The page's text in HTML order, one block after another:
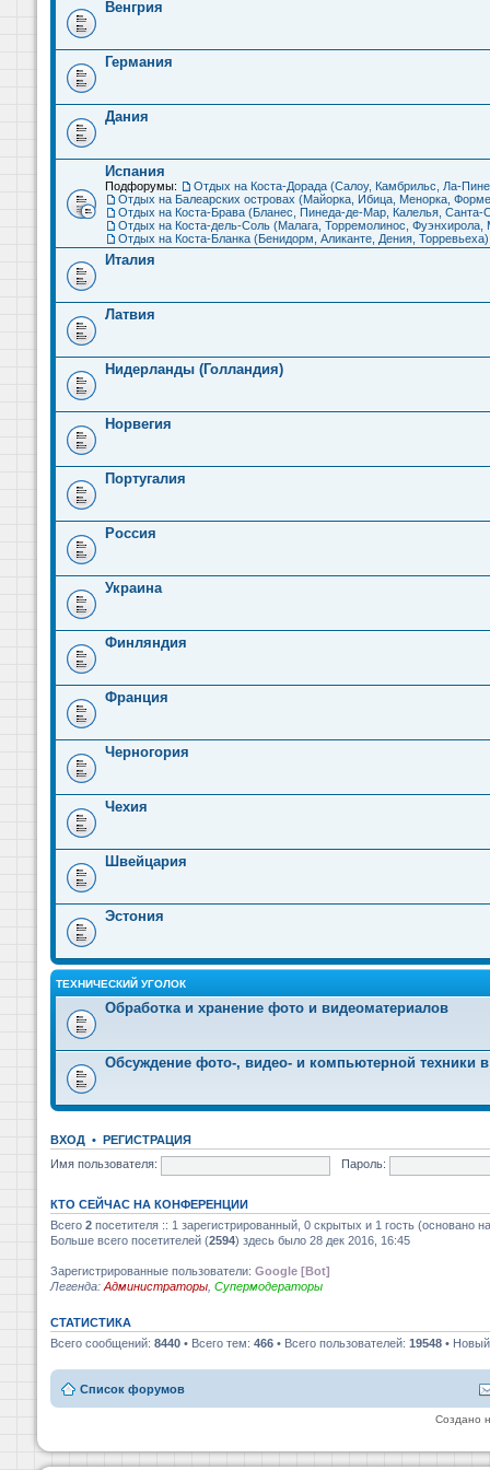
Венгрия
Германия
Дания
Испания
Подфорумы: Отдых на Коста-Дорада (Салоу, Камбрильс, Ла-
Отдых на Балеарских островах (Майорка, Ибица, Менорка,
Отдых на Коста-Брава (Бланес, Пинеда-де-Мар, Калелья, Санта-
Отдых на Коста-дель-Соль (Малага, Торремолинос, Фуэнхирола,
Отдых на Коста-Бланка (Бенидорм, Аликанте, Дения, Торревьеха)
Италия
Латвия
Нидерланды (Голландия)
Норвегия
Португалия
Россия
Украина
Финляндия
Франция
Черногория
Чехия
Швейцария
Эстония
ТЕХНИЧЕСКИЙ УГОЛОК
Обработка и хранение фото и видеоматериалов
Обсуждение фото-, видео- и компьютерной техники в
ВХОД • РЕГИСТРАЦИЯ
Имя пользователя:
Пароль:
КТО СЕЙЧАС НА КОНФЕРЕНЦИИ
Всего 2 посетителя :: 1 зарегистрированный, 0 скрытых и 1 гость (основано
Больше всего посетителей (2594) здесь было 28 дек 2016, 16:45
Зарегистрированные пользователи: Google [Bot]
Легенда: Администраторы Супермодераторы
СТАТИСТИКА
Всего сообщений: 8440 • Всего тем: 466 • Всего пользователей: 19548 •
Список форумов
Создано